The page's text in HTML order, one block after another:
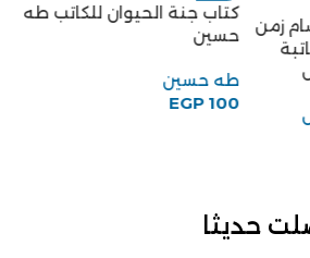
زمن
كتاب جنة الحيوان للكاتب طه
حسين
طه حسين
EGP 100
حديثا